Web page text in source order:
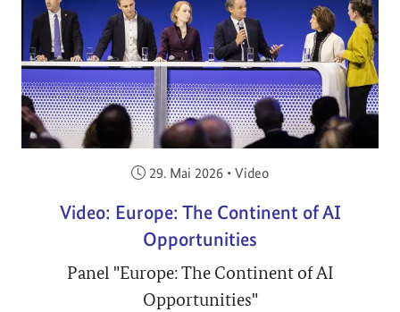
Veröffentlicht am:
29. Mai 2026 • Video
Video: Europe: The Continent of AI
Opportunities
Panel "Europe: The Continent of AI
Opportunities"